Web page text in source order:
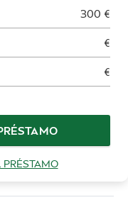
300 €
€
€
PRÉSTAMO